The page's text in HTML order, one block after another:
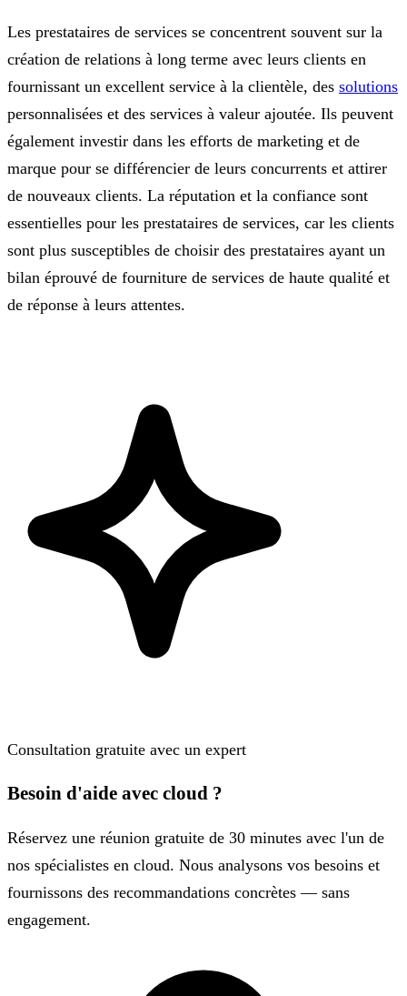
Les prestataires de services se concentrent souvent sur la
création de relations à long terme avec leurs clients en
fournissant un excellent service à la clientèle, des solutions
personnalisées et des services à valeur ajoutée. Ils peuvent
également investir dans les efforts de marketing et de
marque pour se différencier de leurs concurrents et attirer
de nouveaux clients. La réputation et la confiance sont
essentielles pour les prestataires de services, car les clients
sont plus susceptibles de choisir des prestataires ayant un
bilan éprouvé de fourniture de services de haute qualité et
de réponse à leurs attentes.
Consultation gratuite avec un expert
Besoin d'aide avec cloud ?
Réservez une réunion gratuite de 30 minutes avec l'un de
nos spécialistes en cloud. Nous analysons vos besoins et
fournissons des recommandations concrètes — sans
engagement.